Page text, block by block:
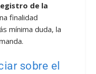
de la
finalidad
mínima duda, la
sobre el